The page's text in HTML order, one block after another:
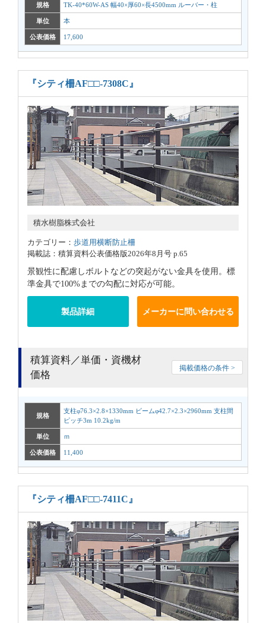
規格 TK-40*60W-AS 幅40×厚60×長4500mm ルーバー・柱
単位 本
公表価格 17,600
『シティ柵AF□□-7308C』
積水樹脂株式会社
カテゴリー： 歩道用横断防止柵
掲載誌：積算資料公表価格版2026年8月号 p.65
景観性に配慮しボルトなどの突起がない金具を使用。標
準金具で100%までの勾配に対応が可能。
製品詳細 メーカーに問い合わせる
積算資料／単価・資機材
価格
掲載価格の条件 >
規格
支柱φ76.3×2.8×1330mm ビームφ42.7×2.3×2960mm 支柱間
ピッチ3m 10.2kg/m
単位 ｍ
公表価格 11,400
『シティ柵AF□□-7411C』